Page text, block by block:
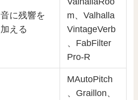
音に残響を
加える
m、Valhalla
VintageVerb
、FabFilter
Pro-R
MAutoPitch
、Graillon、